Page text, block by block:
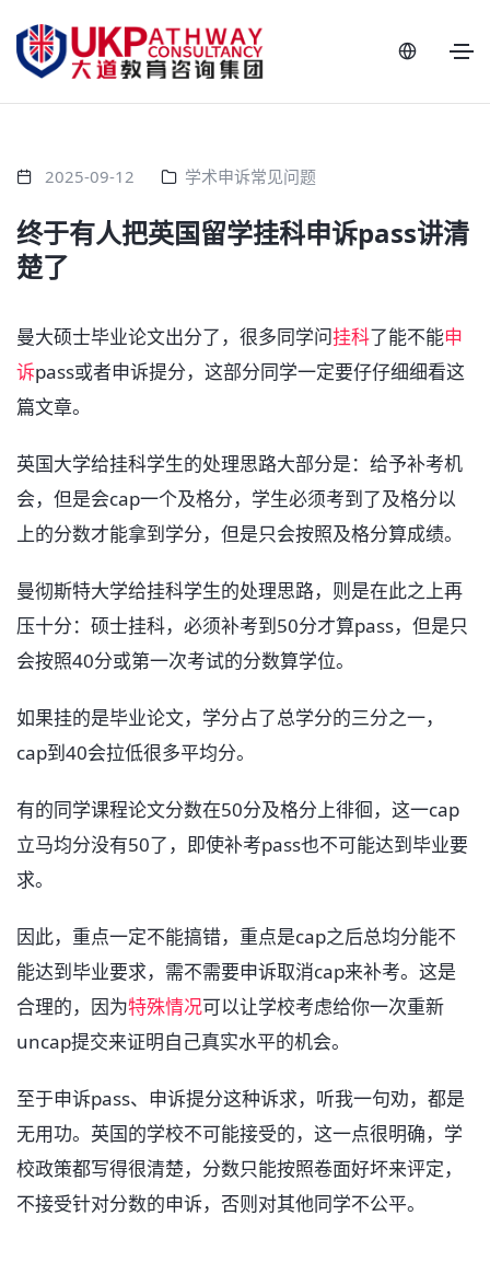
2025-09-12 学术申诉常见问题
终于有人把英国留学挂科申诉pass讲清
楚了
曼大硕士毕业论文出分了，很多同学问挂科了能不能申
诉pass或者申诉提分，这部分同学一定要仔仔细细看这
篇文章。
英国大学给挂科学生的处理思路大部分是：给予补考机
会，但是会cap一个及格分，学生必须考到了及格分以
上的分数才能拿到学分，但是只会按照及格分算成绩。
曼彻斯特大学给挂科学生的处理思路，则是在此之上再
压十分：硕士挂科，必须补考到50分才算pass，但是只
会按照40分或第一次考试的分数算学位。
如果挂的是毕业论文，学分占了总学分的三分之一，
cap到40会拉低很多平均分。
有的同学课程论文分数在50分及格分上徘徊，这一cap
立马均分没有50了，即使补考pass也不可能达到毕业要
求。
因此，重点一定不能搞错，重点是cap之后总均分能不
能达到毕业要求，需不需要申诉取消cap来补考。这是
合理的，因为特殊情况可以让学校考虑给你一次重新
uncap提交来证明自己真实水平的机会。
至于申诉pass、申诉提分这种诉求，听我一句劝，都是
无用功。英国的学校不可能接受的，这一点很明确，学
校政策都写得很清楚，分数只能按照卷面好坏来评定，
不接受针对分数的申诉，否则对其他同学不公平。